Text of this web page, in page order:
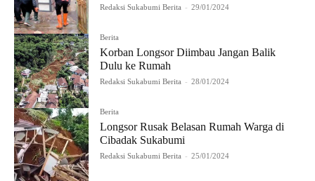
Redaksi Sukabumi Berita - 29/01/2024
Berita
Korban Longsor Diimbau Jangan Balik
Dulu ke Rumah
Redaksi Sukabumi Berita - 28/01/2024
Berita
Longsor Rusak Belasan Rumah Warga di
Cibadak Sukabumi
Redaksi Sukabumi Berita - 25/01/2024